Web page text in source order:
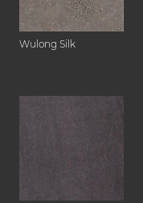
Wulong Silk